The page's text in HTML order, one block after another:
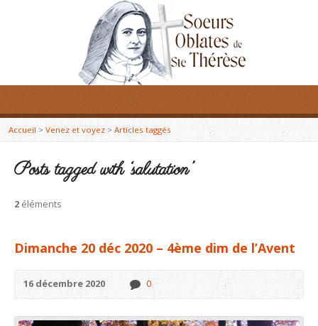
Accueil> Venez et voyez > Articles taggés
Posts tagged with ‘salutation’
2 éléments
Dimanche 20 déc 2020 – 4ème dim de l’Avent
16 décembre 2020 0